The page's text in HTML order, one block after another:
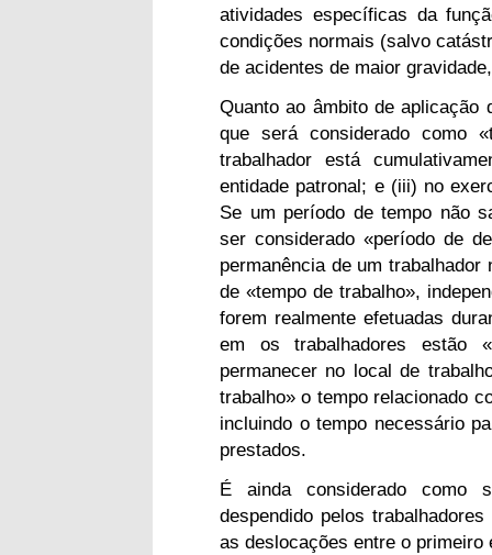
atividades específicas da
condições normais (salvo
de acidentes de maior
Quanto ao âmbito de aplicação
que será considerado como
trabalhador está
entidade patronal; e (iii) no
Se um período de tempo não
ser considerado «período de
permanência de um
de «tempo de trabalho»,
forem realmente efetuadas
em os trabalhadores estão
permanecer no local de
trabalho» o tempo relacionado
incluindo o tempo necessário
prestados.
É ainda considerado como
despendido pelos
as deslocações entre o